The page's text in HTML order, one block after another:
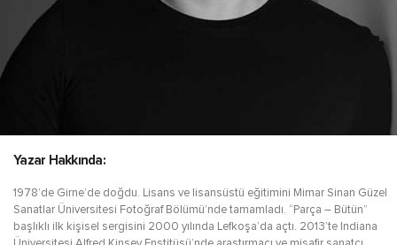
Yazar Hakkında:
1978’de Girne’de doğdu. Lisans ve lisansüstü eğitimini Mimar Sinan Güzel
Sanatlar Üniversitesi Fotoğraf Bölümü’nde tamamladı. “Parça – Bütün”
başlıklı ilk kişisel sergisini 2000 yılında Lefkoşa’da açtı. 2013’te Indiana